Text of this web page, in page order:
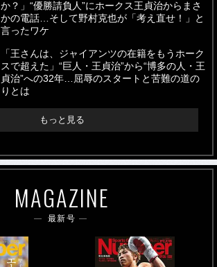
か？」“優勝請負人”にホークス王貞治からまさ
かの電話…そして野村克也が「考え直せ！」と
言ったワケ
「王さんは、ジャイアンツの在籍をもうホーク
スで超えた」“巨人・王貞治”から“博多の人・王
貞治”への32年…屈辱のスタートと苦難の道の
りとは
もっと見る
MAGAZINE
最新号